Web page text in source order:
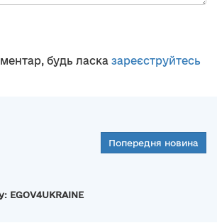
будь ласка зареєструйтесь
Попередня новина
EGOV4UKRAINE